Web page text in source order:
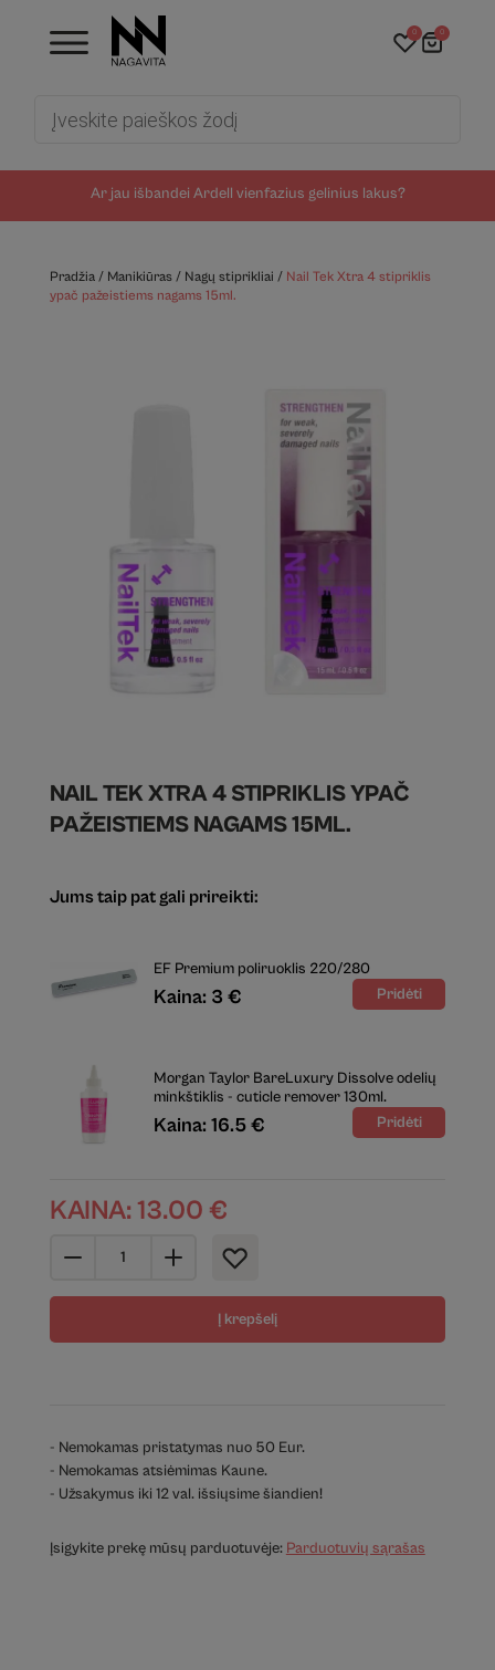
Ar jau išbandei Ardell vienfazius gelinius lakus?
0 0
Pradžia/ Manikiūras/ Nagų stiprikliai / Nail Tek Xtra 4 stipriklis
ypač pažeistiems nagams 15ml.
NAIL TEK XTRA 4 STIPRIKLIS YPAČ
PAŽEISTIEMS NAGAMS 15ML.
Jums taip pat gali prireikti:
EF Premium poliruoklis 220/280
Kaina: 3 €
Morgan Taylor BareLuxury Dissolve odelių
minkštiklis - cuticle remover 130ml.
Kaina: 16.5 €
KAINA: 13.00 €
Į krepšelį
- Nemokamas pristatymas nuo 50 Eur.
- Nemokamas atsiėmimas Kaune.
- Užsakymus iki 12 val. išsiųsime šiandien!
Įsigykite prekę mūsų parduotuvėje: Parduotuvių sąrašas